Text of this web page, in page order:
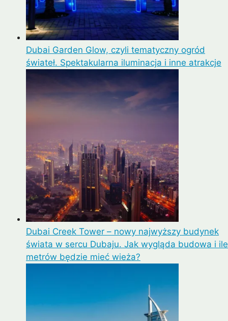
Dubai Garden Glow, czyli tematyczny ogród
świateł. Spektakularna iluminacja i inne atrakcje
Dubai Creek Tower – nowy najwyższy budynek
świata w sercu Dubaju. Jak wygląda budowa i ile
metrów będzie mieć wieża?